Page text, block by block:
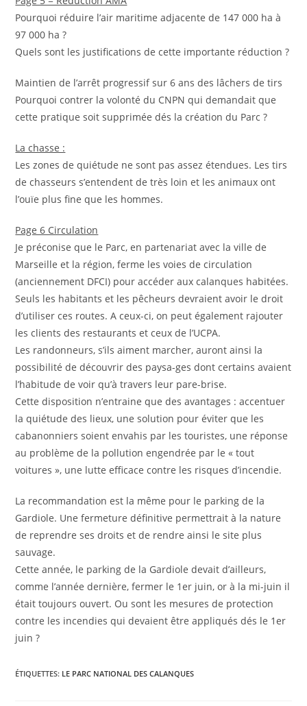
Pourquoi réduire l’air maritime adjacente de 147 000 ha à
97 000 ha ?
Quels sont les justifications de cette importante réduction ?
Maintien de l’arrêt progressif sur 6 ans des lâchers de tirs
Pourquoi contrer la volonté du CNPN qui demandait que
cette pratique soit supprimée dés la création du Parc ?
La chasse :
Les zones de quiétude ne sont pas assez étendues. Les tirs
de chasseurs s’entendent de très loin et les animaux ont
l’ouïe plus fine que les hommes.
Page 6 Circulation
Je préconise que le Parc, en partenariat avec la ville de
Marseille et la région, ferme les voies de circulation
(anciennement DFCI) pour accéder aux calanques habitées.
Seuls les habitants et les pêcheurs devraient avoir le droit
d’utiliser ces routes. A ceux-ci, on peut également rajouter
les clients des restaurants et ceux de l’UCPA.
Les randonneurs, s’ils aiment marcher, auront ainsi la
possibilité de découvrir des paysa-ges dont certains avaient
l’habitude de voir qu’à travers leur pare-brise.
Cette disposition n’entraine que des avantages : accentuer
la quiétude des lieux, une solution pour éviter que les
cabanonniers soient envahis par les touristes, une réponse
au problème de la pollution engendrée par le « tout
voitures », une lutte efficace contre les risques d’incendie.
La recommandation est la même pour le parking de la
Gardiole. Une fermeture définitive permettrait à la nature
de reprendre ses droits et de rendre ainsi le site plus
sauvage.
Cette année, le parking de la Gardiole devait d’ailleurs,
comme l’année dernière, fermer le 1er juin, or à la mi-juin il
était toujours ouvert. Ou sont les mesures de protection
contre les incendies qui devaient être appliqués dés le 1er
juin ?
ÉTIQUETTES: LE PARC NATIONAL DES CALANQUES